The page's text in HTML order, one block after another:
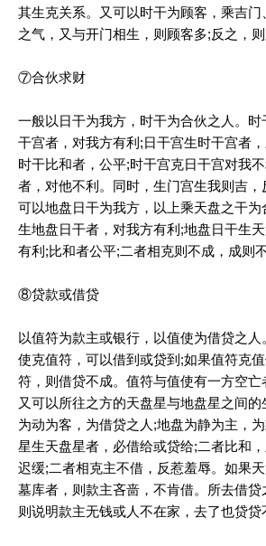
其生克关系。又可以时干为顾客，乘吉
之气，又与开门相生，则顾客多;反之，则
⑦合伙求财
一般以日干为我方，时干为合伙之人。时
干宫者，对我方有利;日干宫生时干宫者
时干比和者，公平;时干宫克日干宫对我
者，对他不利。同时，生门宫生我则吉，
可以地盘日干为我方，以上乘天盘之干
生地盘日干者，对我方有利;地盘日干生
有利;比和者公平;二者相克则不成，成则不
⑧贷款或借贷
以值符为款主或银行，以值使为借贷之
使克值符，可以借到或贷到;如果值符克
符，则借贷不成。值符与值使有一方空亡
又可以所往之方的天盘星与地盘星之间
为动为客，为借贷之人;地盘为静为主，
星生天盘星者，必借给或贷给;二者比和
迟缓;二者相克主不借，反惹羞辱。如果
墓库者，则款主吝啬，不肯借。所去借贷
则说明款主无钱或人不在家，去了也贷贷